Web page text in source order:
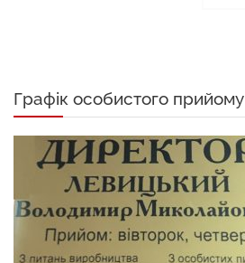
Графік особистого прийому